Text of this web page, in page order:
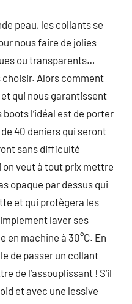
peau, les collants se
nous faire de jolies
ou transparents…
Alors comment
qui nous garantissent
l’idéal est de porter
40 deniers qui seront
sans difficulté
veut à tout prix mettre
opaque par dessus qui
et qui protègera les
laver ses
en machine à 30°C. En
de passer un collant
de l’assouplissant ! S’il
et avec une lessive